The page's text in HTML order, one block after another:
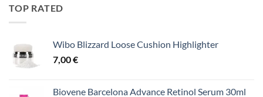
TOP RATED
Wibo Blizzard Loose Cushion Highlighter
7,00€
Biovene Barcelona Advance Retinol Serum 30ml